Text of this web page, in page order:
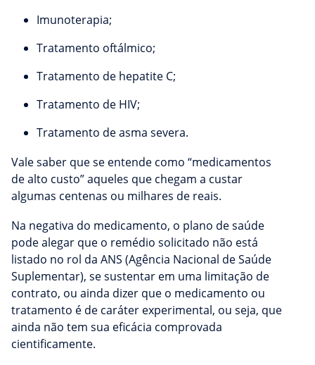
Imunoterapia;
Tratamento oftálmico;
Tratamento de hepatite C;
Tratamento de HIV;
Tratamento de asma severa.
Vale saber que se entende como “medicamentos
de alto custo” aqueles que chegam a custar
algumas centenas ou milhares de reais.
Na negativa do medicamento, o plano de saúde
pode alegar que o remédio solicitado não está
listado no rol da ANS (Agência Nacional de Saúde
Suplementar), se sustentar em uma limitação de
contrato, ou ainda dizer que o medicamento ou
tratamento é de caráter experimental, ou seja, que
ainda não tem sua eficácia comprovada
cientificamente.